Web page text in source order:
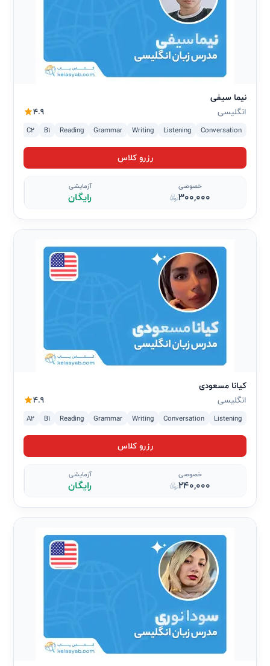
نیما سیفی
انگلیسی
4.9
Conversation
Listening
Writing
Grammar
Reading
B1
C2
رزرو کلاس
خصوصی
300,000
آزمایشی
رایگان
کیانا مسعودی
انگلیسی
4.9
Listening
Conversation
Writing
Grammar
Reading
B1
A2
رزرو کلاس
خصوصی
240,000
آزمایشی
رایگان